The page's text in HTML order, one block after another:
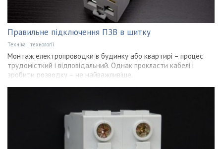
Правильне підключення ПЗВ в щитку
Техніка і технології
Монтаж електропроводки в будинку або квартирі – процес
трудомісткий і відповідальний. Однак прокласти кабелі і
зробити розводку – не найважливіше.